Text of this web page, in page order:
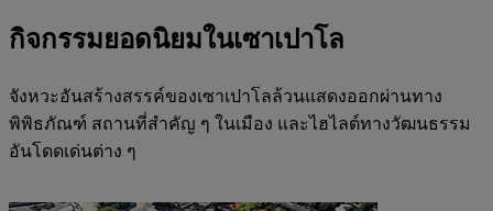
กิจกรรมยอดนิยมในเซาเปาโล
จังหวะอันสร้างสรรค์ของเซาเปาโลล้วนแสดงออกผ่านทาง
พิพิธภัณฑ์ สถานที่สำคัญ ๆ ในเมือง และไฮไลต์ทางวัฒนธรรม
อันโดดเด่นต่าง ๆ